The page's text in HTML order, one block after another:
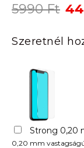
5990Ft
was:
Szeretnél
Strong 0,20
0,20 mm